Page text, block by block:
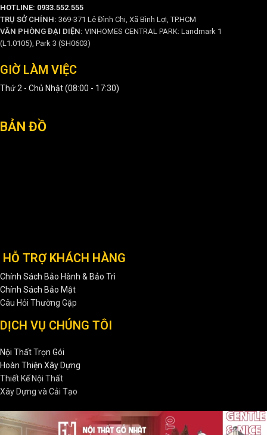
HOTLINE: 0933.552.555
TRỤ SỞ CHÍNH: 369-371 Lê Đình Chi, Xã Bình Lợi, TP.HCM
VĂN PHÒNG ĐẠI DIỆN: VINHOMES CENTRAL PARK: Landmark 1
(L1.0105), Park 3 (SH0603)
GIỜ LÀM VIỆC
Thứ 2 - Chủ Nhật (08:00 - 17:30)
BẢN ĐỒ
HỖ TRỢ KHÁCH HÀNG
Chính Sách Bảo Hành & Bảo Trì
Chính Sách Bảo Mật
Câu Hỏi Thường Gặp
DỊCH VỤ CHÚNG TÔI
Nội Thất Trọn Gói
Hoàn Thiện Xây Dựng
Thiết Kế Nội Thất
Xây Dựng và Cải Tạo